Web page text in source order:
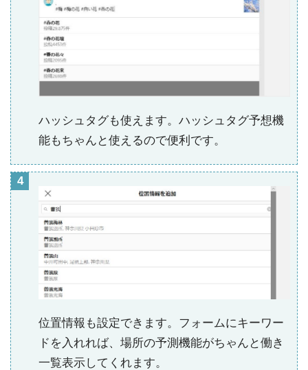
ハッシュタグも使えます。ハッシュタグ予想機
能もちゃんと使えるので便利です。
位置情報も設定できます。フォームにキーワー
ドを入れれば、場所の予測機能がちゃんと働き
一覧表示してくれます。